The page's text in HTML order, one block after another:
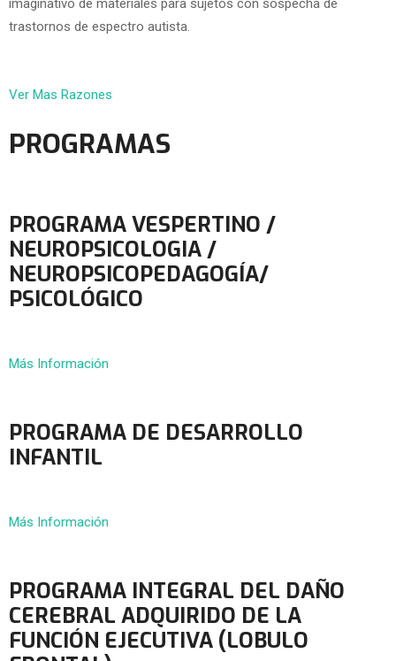
imaginativo de materiales para sujetos con sospecha de
trastornos de espectro autista.
Ver Mas Razones
PROGRAMAS
PROGRAMA VESPERTINO /
NEUROPSICOLOGIA /
NEUROPSICOPEDAGOGÍA/
PSICOLÓGICO
Más Información
PROGRAMA DE DESARROLLO
INFANTIL
Más Información
PROGRAMA INTEGRAL DEL DAÑO
CEREBRAL ADQUIRIDO DE LA
FUNCIÓN EJECUTIVA (LOBULO